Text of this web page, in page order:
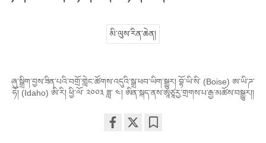
མི་ལུས་རིན་ཆེན།
ཞུ་སྒྲིག་བྱས་ཟིན་པའི་བགྲོ་གླེང་ཚོགས་འདུའི་སྒྲ་ཕབ་ཡིག་སྒྱུར། བྷོ་ཡི་སི་ (Boise) ཨ་ཡི་ཌ་
ཧོ། (Idaho) ཨི་རི། ཕྱི་ལོ་ ༢༠༠༣ ཟླ་ ༤། ཨིན་སྐད་ནས་ཨཱཙཱརྱ་གྲགས་པ་རྒྱ་མཚོས་བསྒྱུར།།